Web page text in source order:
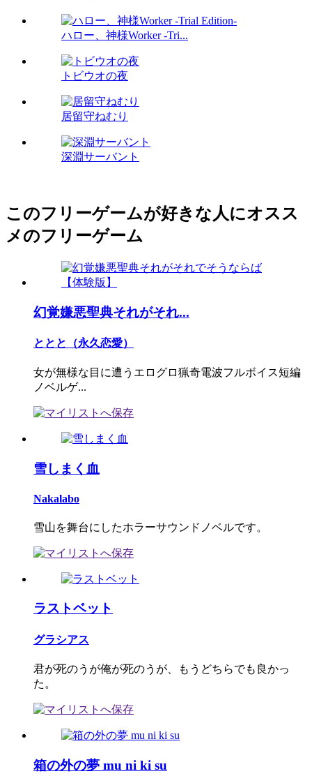
ハロー、神様Worker -Tri...
トビウオの夜
居留守ねむり
深淵サーバント
このフリーゲームが好きな人にオスス
メのフリーゲーム
幻覚嫌悪聖典それがそれ...
ととと（永久恋愛）
女が無様な目に遭うエログロ猟奇電波フルボイス短編
ノベルゲ...
雪しまく血
Nakalabo
雪山を舞台にしたホラーサウンドノベルです。
ラストベット
グラシアス
君が死のうが俺が死のうが、もうどちらでも良かっ
た。
箱の外の夢 mu ni ki su